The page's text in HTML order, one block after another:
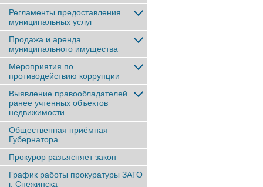
Регламенты предоставления
муниципальных услуг
Продажа и аренда
муниципального имущества
Мероприятия по
противодействию коррупции
Выявление правообладателей
ранее учтенныx объектов
недвижимости
Общественная приёмная
Губернатора
Прокурор разъясняет закон
График работы прокуратуры ЗАТО
г. Снежинска